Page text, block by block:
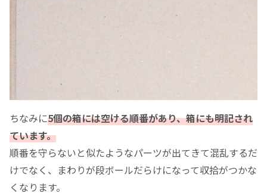
ちなみに5個の箱には空ける順番があり、箱にも明記され
ています。
順番を守らないと似たようなパーツが出てきて混乱するだ
けでなく、まわりが段ボールだらけになって収拾がつかな
くなります。